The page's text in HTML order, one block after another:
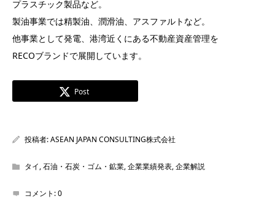
プラスチック製品など。
製油事業では精製油、潤滑油、アスファルトなど。
他事業として発電、港湾近くにある不動産資産管理を
RECOブランドで展開しています。
Post
投稿者:ASEAN JAPAN CONSULTING株式会社
タイ,石油・石炭・ゴム・鉱業,企業業績発表,企業解説
コメント:0